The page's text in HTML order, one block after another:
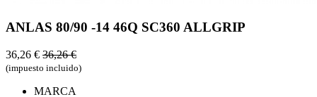
ANLAS 80/90 -14 46Q SC360 ALLGRIP
36,26 € 36,26€
(impuesto incluido)
MARCA